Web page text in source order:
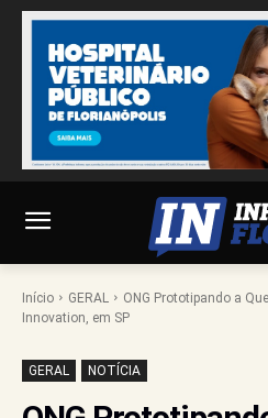
Início GERAL
ONG Prototipando a
Innovation, em SP
GERAL NOTÍCIA